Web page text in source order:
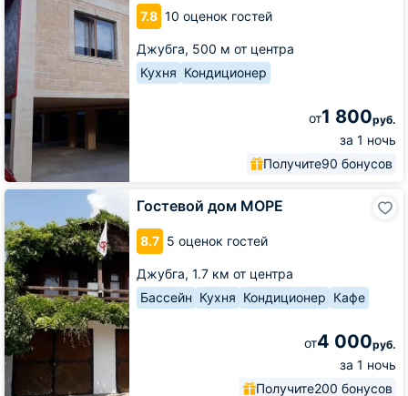
7.8 10 оценок гостей
Джубга, 500 м от центра
Кухня Кондиционер
от1 800руб.
за 1 ночь
Получите90 бонусов
Берег
Гостевой дом МОРЕ
8.7 5 оценок гостей
Джубга, 1.7 км от центра
Бассейн Кухня Кондиционер Кафе
от4 000руб.
за 1 ночь
Получите200 бонусов
Гостевой
МОРЕ